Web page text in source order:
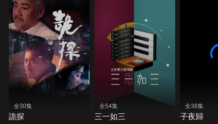
全30集
詭探
全54集
三一如三
全38集
子夜歸